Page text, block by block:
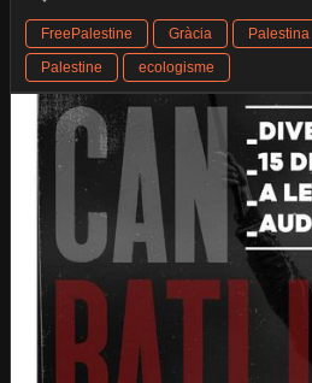
FreePalestine Gràcia Palestina
Palestine
ecologisme